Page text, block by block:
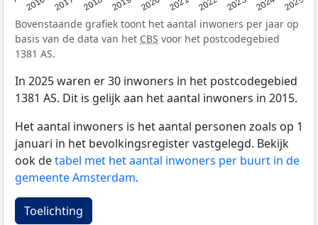
Bovenstaande grafiek toont het aantal inwoners per jaar op
basis van de data van het CBS voor het postcodegebied
1381 AS.
In 2025 waren er 30 inwoners in het postcodegebied
1381 AS. Dit is gelijk aan het aantal inwoners in 2015.
Het aantal inwoners is het aantal personen zoals op 1
januari in het bevolkingsregister vastgelegd. Bekijk
ook detabel met het aantal inwoners per buurt in de
gemeente Amsterdam.
Toelichting